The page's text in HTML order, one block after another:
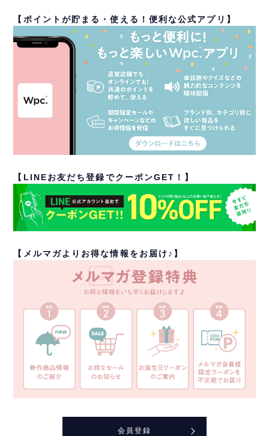
【ポイントが貯まる・使える！便利な公式アプリ】
【LINEお友だち登録でクーポンGET！】
【メルマガよりお得な情報をお届け♪】
会員登録